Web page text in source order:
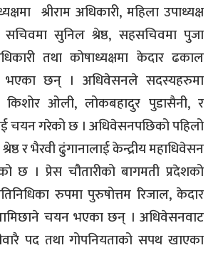
श्रीराम अधिकारी, महिला उपाध्यक्ष
सुनिल श्रेष्ठ, सहसचिवमा पुजा
तथा कोषाध्यक्षमा केदार ढकाल
भएका छन् । अधिवेसनले सदस्यहरुमा
किशोर ओली, लोकबहादुर पुडासैनी, र
चयन गरेको छ । अधिवेसनपछिको पहिलो
र भैरवी ढुंगानालाई केन्द्रीय महाधिवेसन
छ । प्रेस चौतारीको बागमती प्रदेशको
रुपमा पुरुषोत्तम रिजाल, केदार
चयन भएका छन् । अधिवेसनवाट
पद तथा गोपनियताको सपथ खाएका